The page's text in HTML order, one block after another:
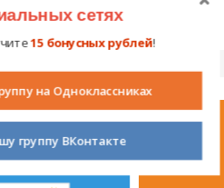
сетях
15 бонусных рублей!
на Одноклассниках
группу ВКонтакте